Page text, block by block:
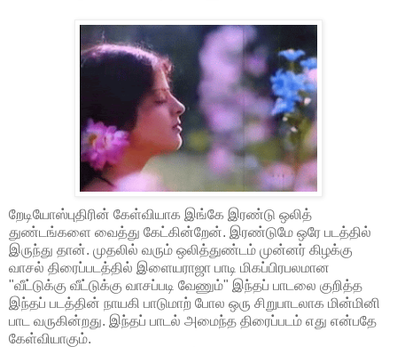
றேடியோஸ்புதிரின் கேள்வியாக இங்கே இரண்டு ஒலித்
துண்டங்களை வைத்து கேட்கின்றேன். இரண்டுமே ஒரே படத்தில்
இருந்து தான். முதலில் வரும் ஒலித்துண்டம் முன்னர் கிழக்கு
வாசல் திரைப்படத்தில் இளையராஜா பாடி மிகப்பிரபலமான
"வீட்டுக்கு வீட்டுக்கு வாசப்படி வேணும்" இந்தப் பாடலை குறித்த
இந்தப் படத்தின் நாயகி பாடுமாற் போல ஒரு சிறுபாடலாக மின்மினி
பாட வருகின்றது. இந்தப் பாடல் அமைந்த திரைப்படம் எது என்பதே
கேள்வியாகும்.